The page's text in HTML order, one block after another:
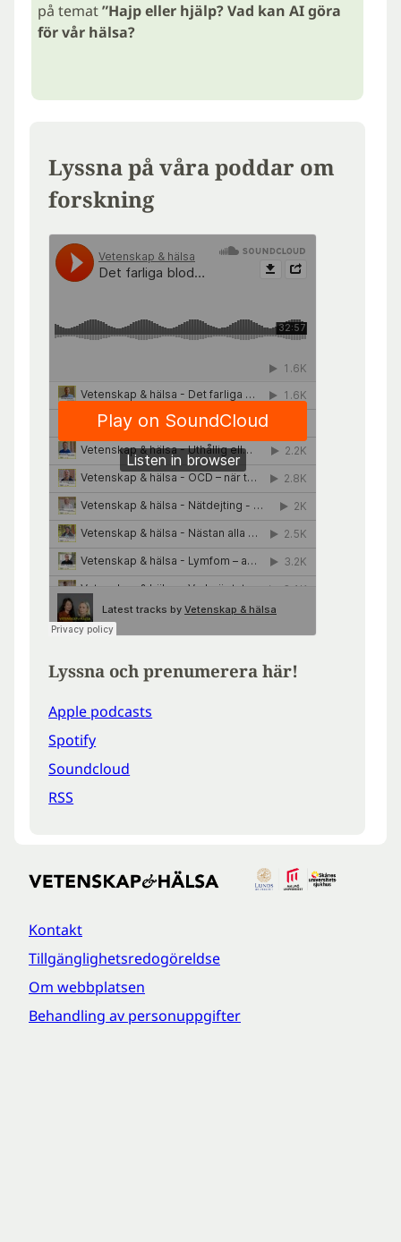
på temat”Hajp eller hjälp? Vad kan AI göra
för vår hälsa?
Lyssna på våra poddar om
forskning
Lyssna och prenumerera här!
Apple podcasts
Spotify
Soundcloud
RSS
Kontakt
Tillgänglighetsredogöreldse
Om webbplatsen
Behandling av personuppgifter